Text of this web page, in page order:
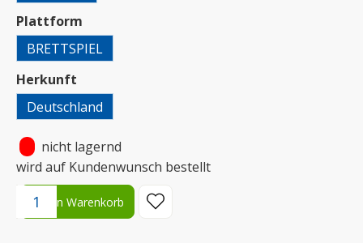
Plattform
BRETTSPIEL
Herkunft
Deutschland
nicht lagernd
wird auf Kundenwunsch bestellt
Produkt Anzahl: Gib den gewünschten Wert ein oder benutze
In den Warenkorb